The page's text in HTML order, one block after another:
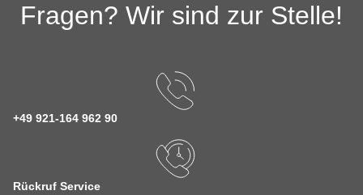
Fragen? Wir sind zur Stelle!
+49 921-164 962 90
Rückruf Service